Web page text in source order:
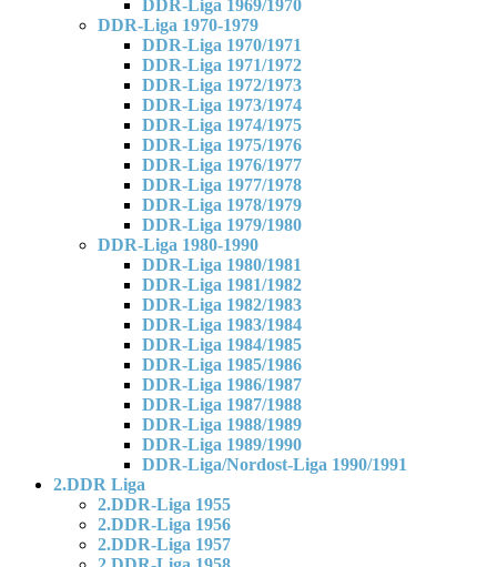
DDR-Liga 1969/1970
DDR-Liga 1970-1979
DDR-Liga 1970/1971
DDR-Liga 1971/1972
DDR-Liga 1972/1973
DDR-Liga 1973/1974
DDR-Liga 1974/1975
DDR-Liga 1975/1976
DDR-Liga 1976/1977
DDR-Liga 1977/1978
DDR-Liga 1978/1979
DDR-Liga 1979/1980
DDR-Liga 1980-1990
DDR-Liga 1980/1981
DDR-Liga 1981/1982
DDR-Liga 1982/1983
DDR-Liga 1983/1984
DDR-Liga 1984/1985
DDR-Liga 1985/1986
DDR-Liga 1986/1987
DDR-Liga 1987/1988
DDR-Liga 1988/1989
DDR-Liga 1989/1990
DDR-Liga/Nordost-Liga 1990/1991
2.DDR Liga
2.DDR-Liga 1955
2.DDR-Liga 1956
2.DDR-Liga 1957